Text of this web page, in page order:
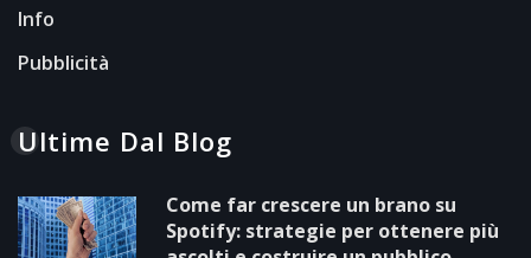
Info
Pubblicità
Ultime Dal Blog
Come far crescere un brano su
Spotify: strategie per ottenere più